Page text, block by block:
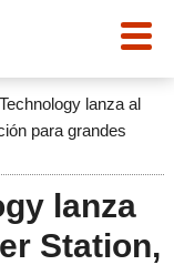
lanza al
para grandes
lanza
Station,